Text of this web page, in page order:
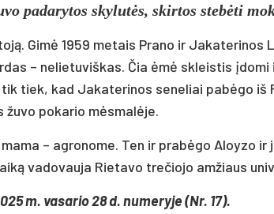
padarytos skylutės, skirtos stebėti
Gimė 1959 metais Prano ir Jakaterinos
– nelietuviškas. Čia ėmė skleistis
tiek, kad Jakaterinos seneliai pabėgo iš
pokario mėsmalėje.
– agronome. Ten ir prabėgo Aloyzo ir
vadovauja Rietavo trečiojo amžiaus
m. vasario 28 d. numeryje (Nr. 17).